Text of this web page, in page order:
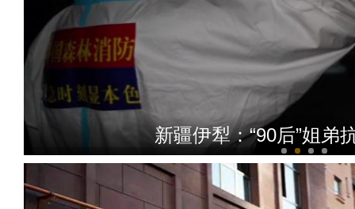
新疆伊犁：“90后”姐弟